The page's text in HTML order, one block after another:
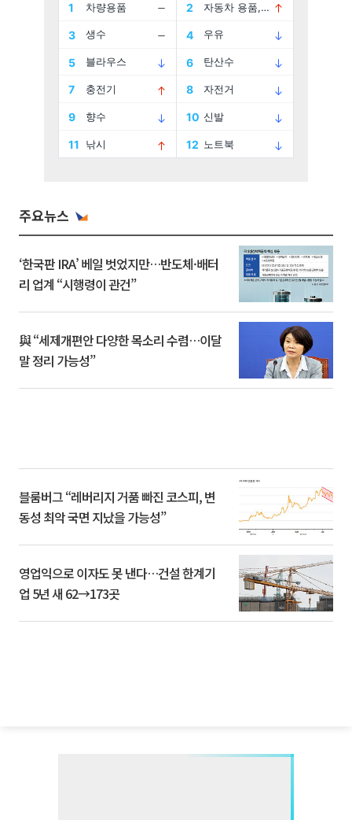
주요뉴스
‘한국판 IRA’ 베일 벗었지만…반도체·배터
리 업계 “시행령이 관건”
與 “세제개편안 다양한 목소리 수렴…이달
말 정리 가능성”
블룸버그 “레버리지 거품 빠진 코스피, 변
동성 최악 국면 지났을 가능성”
영업익으로 이자도 못 낸다…건설 한계기
업 5년 새 62→173곳